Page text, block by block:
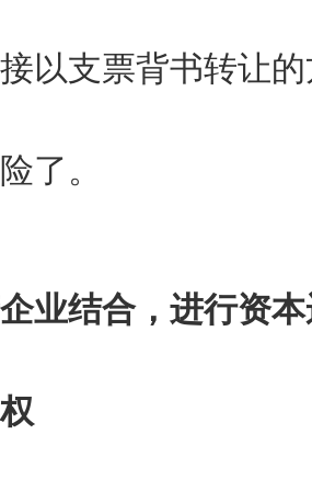
以支票背书转让
了。
业结合，进行资